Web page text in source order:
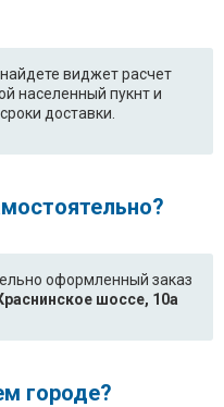
виджет расчет
населенный пукнт и
доставки.
оформленный заказ
шоссе, 10а
городе?